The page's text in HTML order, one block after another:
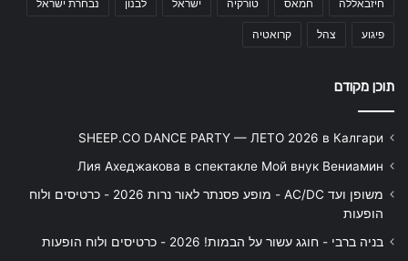
חיזבאללה חמאס טורקיה ישראל לבנון נבחרת ישראל
פיגוע צהל קרואטיה
תוכן מקודם
SHEEP.CO DANCE PARTY — ЛЕТО 2026 в Калгари
Лия Ахеджакова в спектакле Мой внук Вениамин
משופן ועד AC/DC - מופע פסנתר לאור נרות 2026 - כרטיסים ולוח
הופעות
בניה ברבי - חוגג עשור על הבמות! 2026 - כרטיסים ולוח הופעות